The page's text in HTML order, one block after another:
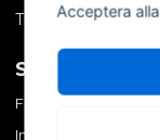
Tips & trix
SOCIALA
Facebook
Instagram
Acceptera